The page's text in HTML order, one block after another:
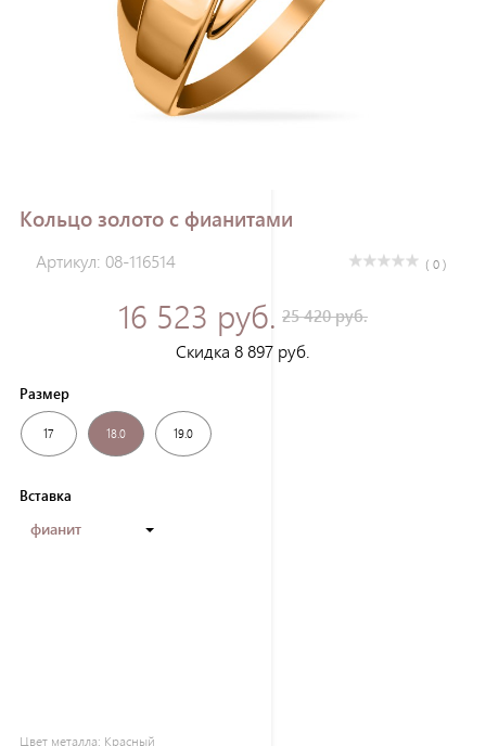
Кольцо золото с фианитами
Артикул: 08-116514 ( 0 )
16 523 руб. 25 420 руб.
Скидка 8 897 руб.
Размер
17 18.0 19.0
Вставка
фианит
Цвет металла: Красный
Зарегистрироваться